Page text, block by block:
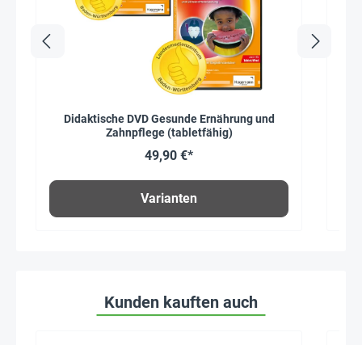
Didaktische DVD Gesunde Ernährung und
Zahnpflege (tabletfähig)
49,90 €*
Varianten
Kunden kauften auch